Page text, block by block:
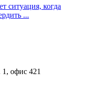
ситуация, когда
...
1, офис 421